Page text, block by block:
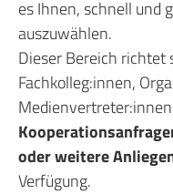
es Ihnen, schnell und
auszuwählen.
Dieser Bereich richtet
Fachkolleg:innen,
oder weitere
Verfügung.